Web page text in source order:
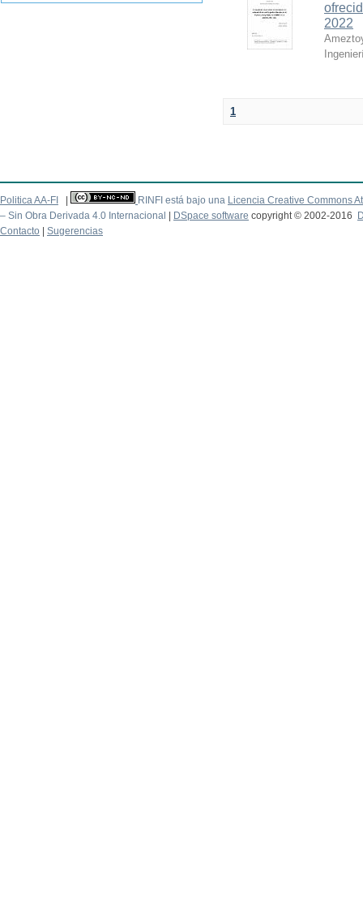
2022
1
Politica AA-FI RINFI está bajo una Licencia Creative Commons
– Sin Obra Derivada 4.0 Internacional
DSpace software copyright © 2002-2016
Contacto
Sugerencias